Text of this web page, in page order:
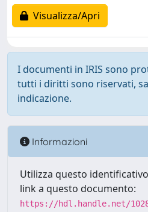
Visualizza/Apri
I documenti in IRIS sono
tutti i diritti sono riservati,
indicazione.
Informazioni
Utilizza questo
link a questo documento:
https://hdl.handle.net/